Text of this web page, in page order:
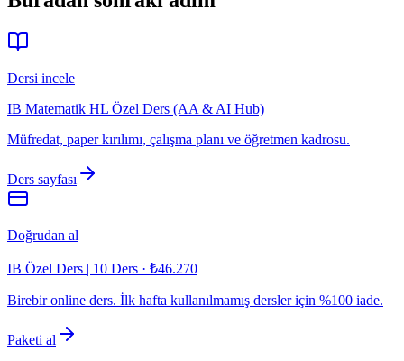
Dersi incele
IB Matematik HL Özel Ders (AA & AI Hub)
Müfredat, paper kırılımı, çalışma planı ve öğretmen kadrosu.
Ders sayfası
Doğrudan al
IB Özel Ders | 10 Ders · ₺46.270
Birebir online ders. İlk hafta kullanılmamış dersler için %100 iade.
Paketi al